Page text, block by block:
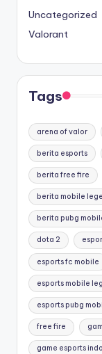
Uncategorized
Valorant
Tags
arena of valor
berita esports
berita free fire
berita mobile
berita pubg
dota 2
esports fc mobile
esports mobile
esports pubg
free fire
game esports